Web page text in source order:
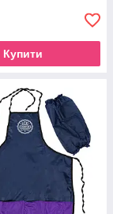
Купити